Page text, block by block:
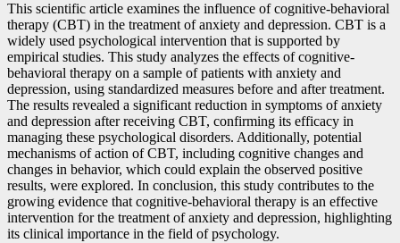
This scientific article examines the influence of cognitive-behavioral
therapy (CBT) in the treatment of anxiety and depression. CBT is a
widely used psychological intervention that is supported by
empirical studies. This study analyzes the effects of cognitive-
behavioral therapy on a sample of patients with anxiety and
depression, using standardized measures before and after treatment.
The results revealed a significant reduction in symptoms of anxiety
and depression after receiving CBT, confirming its efficacy in
managing these psychological disorders. Additionally, potential
mechanisms of action of CBT, including cognitive changes and
changes in behavior, which could explain the observed positive
results, were explored. In conclusion, this study contributes to the
growing evidence that cognitive-behavioral therapy is an effective
intervention for the treatment of anxiety and depression, highlighting
its clinical importance in the field of psychology.